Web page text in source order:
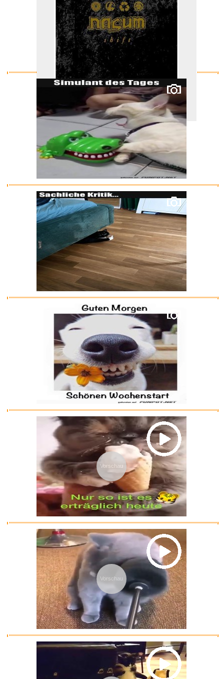
Shift...
Anzeige
exclipse Sonnenfinsternisbrill...
Anzeige
G DATA Total Security
3 G...
Anzeige
Creatin Monohydrat Pulver 1kg ...
Anzeige
Shift...
Katzen Tracker Ohne ABO, GPS
K...
Creatin Monohydrat Pulver 1kg ...
Anzeige
MAONO USB Gaming Mikrofon,
Noi...
Anzeige
Vorschau
Vorschau